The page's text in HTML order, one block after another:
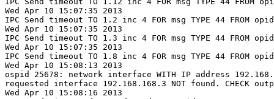
Wed Apr 10 15:07:35 2013
IPC Send timeout TO 1.2 inc 4 FOR msg TYPE 44 FROM
Wed Apr 10 15:07:35 2013
IPC Send timeout TO 1.3 inc 4 FOR msg TYPE 44 FROM
Wed Apr 10 15:07:35 2013
IPC Send timeout TO 1.8 inc 4 FOR msg TYPE 44 FROM
Wed Apr 10 15:08:13 2013
ospid 25678: network interface WITH IP address
requested interface 192.168.168.3 NOT found. CHECK
Wed Apr 10 15:08:16 2013